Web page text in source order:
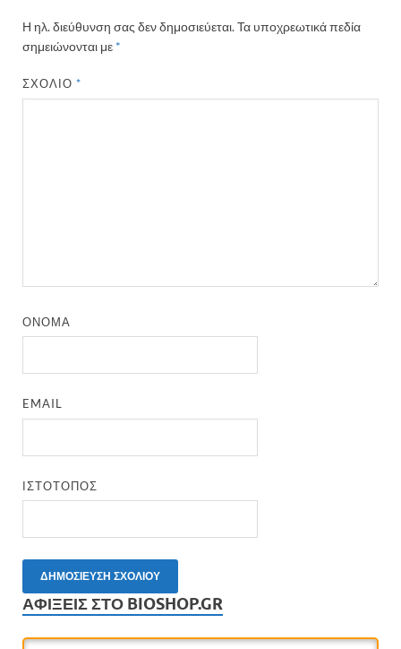
Η ηλ. διεύθυνση σας δεν δημοσιεύεται.Τα υποχρεωτικά πεδία
σημειώνονται με *
ΣΧΌΛΙΟ*
ΌΝΟΜΑ
EMAIL
ΙΣΤΌΤΟΠΟΣ
ΑΦΊΞΕΙΣ ΣΤΟ BIOSHOP.GR